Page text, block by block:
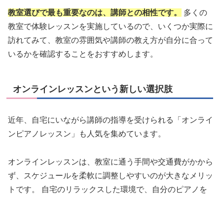
教室選びで最も重要なのは、講師との相性です。
多くの
教室で体験レッスンを実施しているので、いくつか実際に
訪れてみて、教室の雰囲気や講師の教え方が自分に合って
いるかを確認することをおすすめします。
オンラインレッスンという新しい選択肢
近年、自宅にいながら講師の指導を受けられる「オンライ
ンピアノレッスン」も人気を集めています。
オンラインレッスンは、教室に通う手間や交通費がかから
ず、スケジュールを柔軟に調整しやすいのが大きなメリッ
トです。 自宅のリラックスした環境で、自分のピアノを